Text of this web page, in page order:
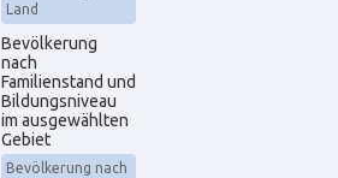
Land
Bevölkerung
nach
Familienstand und
Bildungsniveau
im ausgewählten
Gebiet
Bevölkerung nach